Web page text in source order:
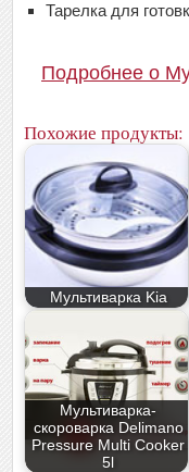
Тарелка для
Подробнее о
Похожие продукты:
Мультиварка Kia
Мультиварка-
скороварка Delimano
Pressure Multi Cooker
5l